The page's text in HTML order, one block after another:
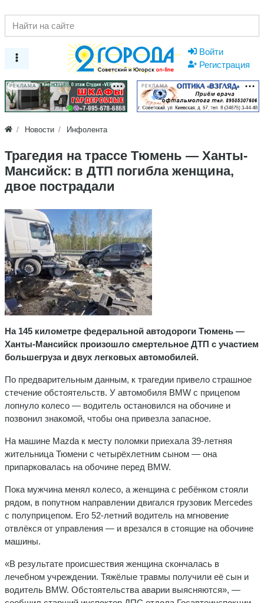
Войти
Регистрация
РЕКЛАМА РЕКЛАМА
Новости Инфолента
Трагедия на трассе Тюмень — Ханты-
Мансийск: в ДТП погибла женщина,
двое пострадали
На 145 километре федеральной автодороги Тюмень —
Ханты‑Мансийск произошло смертельное ДТП с участием
большегруза и двух легковых автомобилей.
По предварительным данным, к трагедии привело страшное
стечение обстоятельств. У автомобиля BMW с прицепом
лопнуло колесо — водитель остановился на обочине и
позвонил знакомой, чтобы она привезла запасное.
На машине Mazda к месту поломки приехала 39‑летняя
жительница Тюмени с четырёхлетним сыном — она
припарковалась на обочине перед BMW.
Пока мужчина менял колесо, а женщина с ребёнком стояли
рядом, в попутном направлении двигался грузовик Mercedes
с полуприцепом. Его 52‑летний водитель на мгновение
отвлёкся от управления — и врезался в стоящие на обочине
машины.
«В результате происшествия женщина скончалась в
лечебном учреждении. Тяжёлые травмы получили её сын и
водитель BMW. Обстоятельства аварии выясняются», —